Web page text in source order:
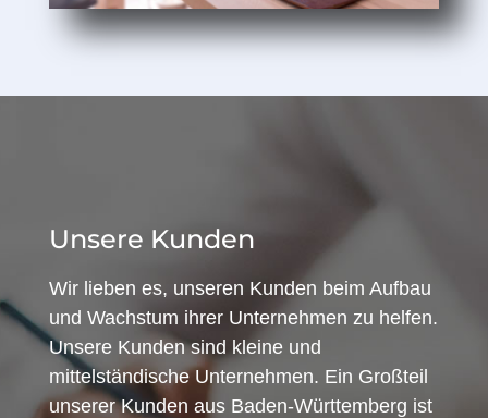
Unsere Kunden
Wir lieben es, unseren Kunden beim Aufbau
und Wachstum ihrer Unternehmen zu helfen.
Unsere Kunden sind kleine und
mittelständische Unternehmen. Ein Großteil
unserer Kunden aus Baden-Württemberg ist